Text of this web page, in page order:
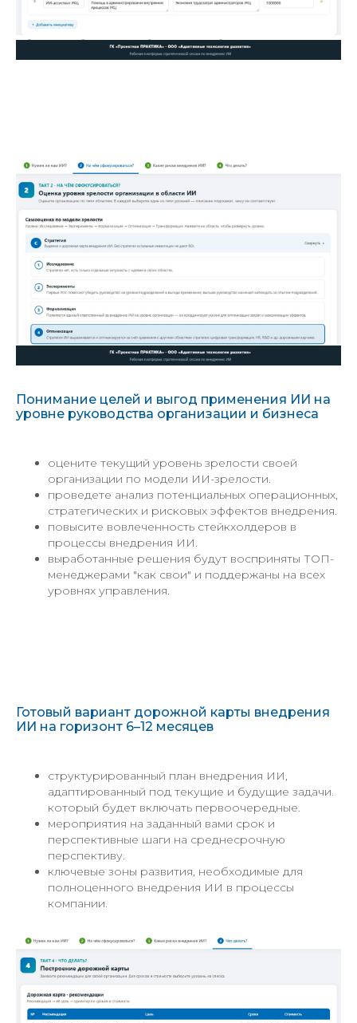
Понимание целей и выгод применения ИИ на
уровне руководства организации и бизнеса
оцените текущий уровень зрелости своей
организации по модели ИИ-зрелости.
проведете анализ потенциальных операционных,
стратегических и рисковых эффектов внедрения.
повысите вовлеченность стейкхолдеров в
процессы внедрения ИИ.
выработанные решения будут восприняты ТОП-
менеджерами "как свои" и поддержаны на всех
уровнях управления.
Готовый вариант дорожной карты внедрения
ИИ на горизонт 6–12 месяцев
структурированный план внедрения ИИ,
адаптированный под текущие и будущие задачи.
который будет включать первоочередные.
мероприятия на заданный вами срок и
перспективные шаги на среднесрочную
перспективу.
ключевые зоны развития, необходимые для
полноценного внедрения ИИ в процессы
компании.